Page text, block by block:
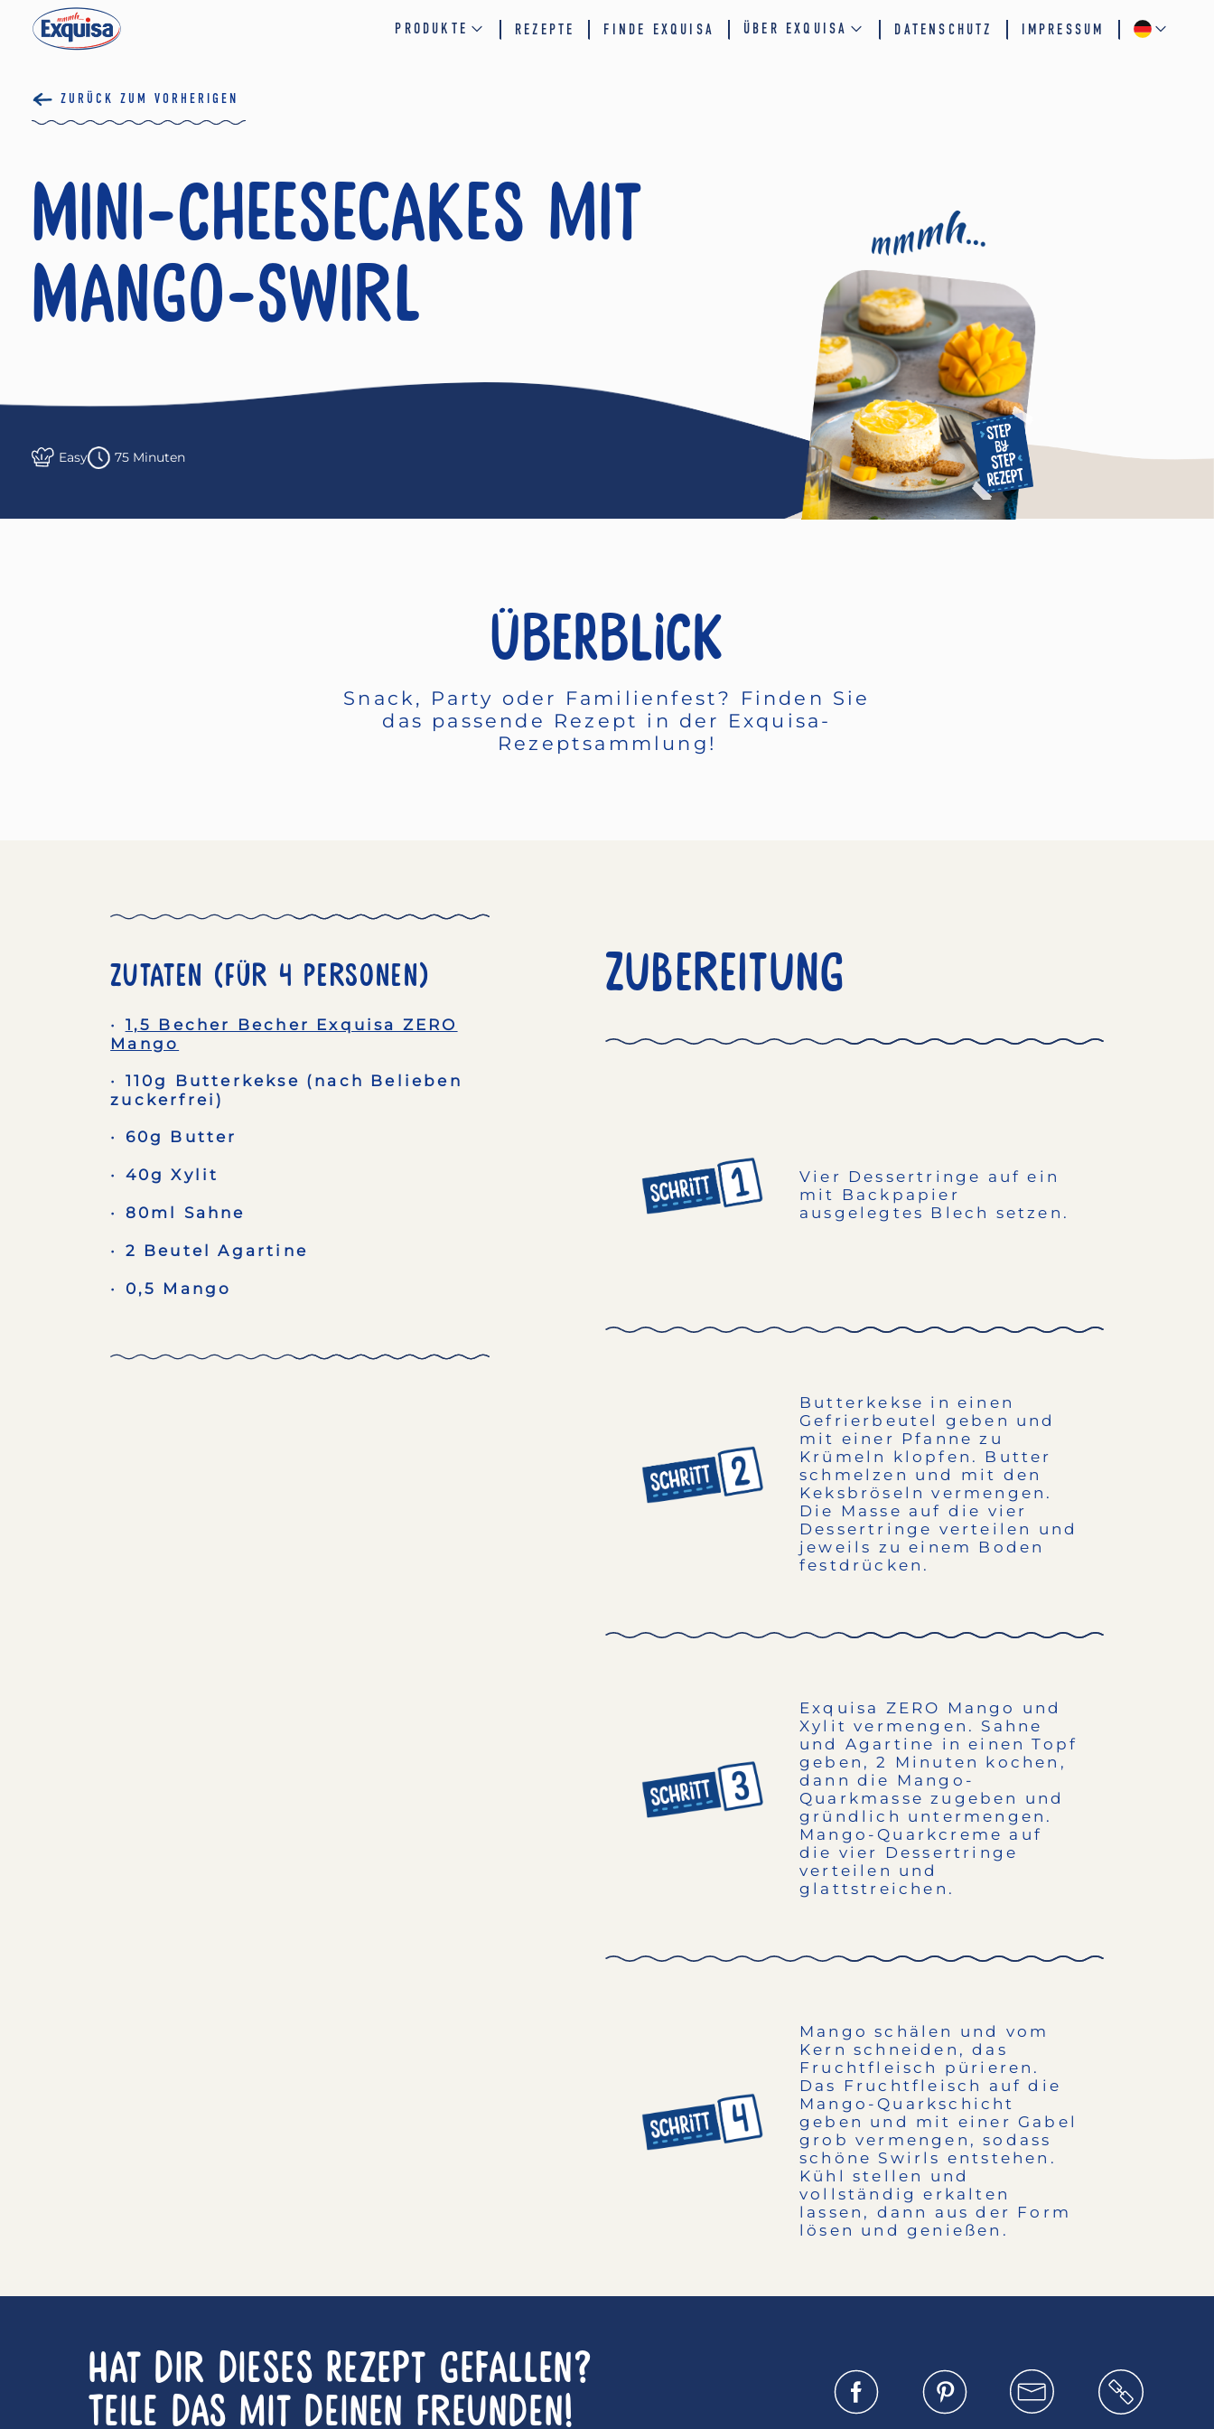
PRODUKTE REZEPTE FINDE EXQUISA ÜBER EXQUISA DATENSCHUTZ IMPRESSUM
ZURÜCK ZUM VORHERIGEN
Mini-Cheesecakes mit
Mango-Swirl
Easy 75 Minuten
ÜBERBLICK
Snack, Party oder Familienfest? Finden Sie
das passende Rezept in der Exquisa-
Rezeptsammlung!
Zutaten (Für 4 Personen)
1,5 Becher Becher Exquisa ZERO
Mango
110g Butterkekse (nach Belieben
zuckerfrei)
60g Butter
40g Xylit
80ml Sahne
2 Beutel Agartine
0,5 Mango
Zubereitung
Vier Dessertringe auf ein
mit Backpapier
ausgelegtes Blech setzen.
Butterkekse in einen
Gefrierbeutel geben und
mit einer Pfanne zu
Krümeln klopfen. Butter
schmelzen und mit den
Keksbröseln vermengen.
Die Masse auf die vier
Dessertringe verteilen und
jeweils zu einem Boden
festdrücken.
Exquisa ZERO Mango und
Xylit vermengen. Sahne
und Agartine in einen Topf
geben, 2 Minuten kochen,
dann die Mango-
Quarkmasse zugeben und
gründlich untermengen.
Mango-Quarkcreme auf
die vier Dessertringe
verteilen und
glattstreichen.
Mango schälen und vom
Kern schneiden, das
Fruchtfleisch pürieren.
Das Fruchtfleisch auf die
Mango-Quarkschicht
geben und mit einer Gabel
grob vermengen, sodass
schöne Swirls entstehen.
Kühl stellen und
vollständig erkalten
lassen, dann aus der Form
lösen und genießen.
Hat dir dieses Rezept gefallen?
Teile das mit deinen Freunden!